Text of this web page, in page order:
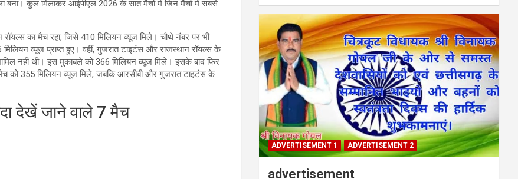
बना। कुल मिलाकर आईपीएल 2026 के सात मैचों में जिन मैचों में सबसे
का मैच रहा, जिसे 410 मिलियन व्यूज मिले। चौथे नंबर पर भी
व्यूज प्राप्त हुए। वहीं, गुजरात टाइटंस और राजस्थान रॉयल्स के
नहीं थी। इस मुकाबले को 366 मिलियन व्यूज मिले। इसके बाद फिर
को 355 मिलियन व्यूज मिले, जबकि आरसीबी और गुजरात टाइटंस के
देखें जाने वाले 7 मैच
ADVERTISEMENT 1 ADVERTISEMENT 2
advertisement